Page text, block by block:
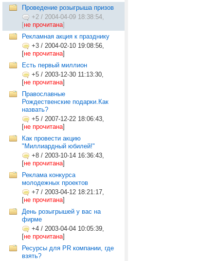
Проведение розыгрыша призов
+2 / 2004-04-09 18:38:54,
[не прочитана]
Рекламная акция к празднику
+3 / 2004-02-10 19:08:56,
[не прочитана]
Есть первый миллион
+5 / 2003-12-30 11:13:30,
[не прочитана]
Православные
Рождественские подарки.Как
назвать?
+5 / 2007-12-22 18:06:43,
[не прочитана]
Как провести акцию
"Миллиардный юбилей!"
+8 / 2003-10-14 16:36:43,
[не прочитана]
Реклама конкурса
молодежных проектов
+7 / 2003-04-12 18:21:17,
[не прочитана]
День розыгрышей у вас на
фирме
+4 / 2003-04-04 10:05:39,
[не прочитана]
Ресурсы для PR компании, где
взять?